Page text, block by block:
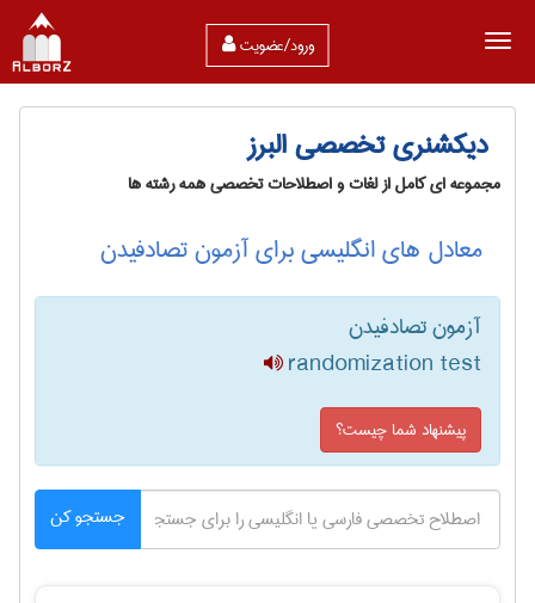
ورود/عضویت
دیکشنری تخصصی البرز
مجموعه ای کامل از لغات و اصطلاحات تخصصی همه رشته ها
معادل های انگلیسی برای آزمون تصادفیدن
آزمون تصادفیدن
randomization test
پیشنهاد شما چیست؟
جستجو کن